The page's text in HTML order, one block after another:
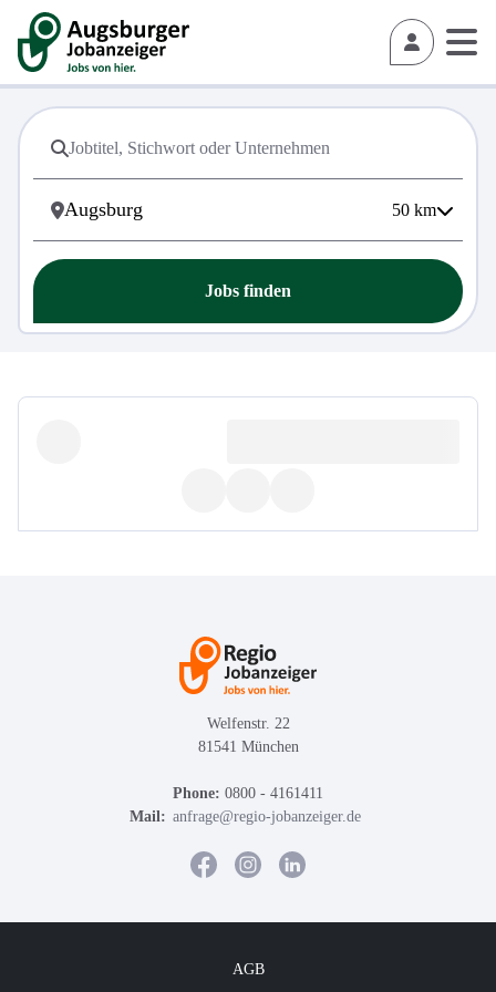
50 km
Jobs finden
Welfenstr. 22
81541 München
Phone: 0800 - 4161411
Mail: anfrage@regio-jobanzeiger.de
AGB